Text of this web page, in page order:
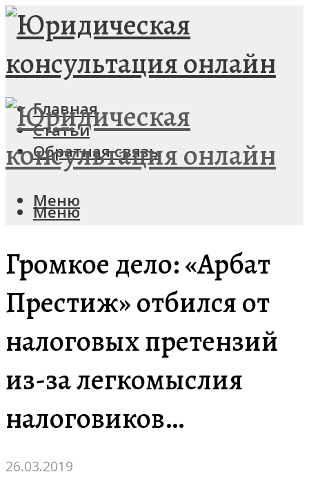
Главная
Статьи
Обратная связь
Меню
Меню
Громкое дело: «Арбат
Престиж» отбился от
налоговых претензий
из-за легкомыслия
налоговиков…
26.03.2019